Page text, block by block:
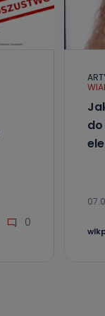
0